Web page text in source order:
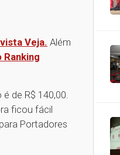
Veja. Além
de R$ 140,00.
ficou fácil
Portadores